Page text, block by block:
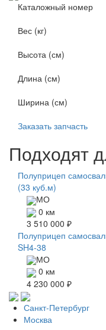
Каталожный номер
Вес (кг)
Высота (см)
Длина (см)
Ширина (см)
Заказать запчасть
Подходят
Полуприцеп
(33 куб.м)
МО
0 км
3 510 000 ₽
Полуприцеп
SH4-38
МО
0 км
4 230 000 ₽
Санкт-Петербург
Москва